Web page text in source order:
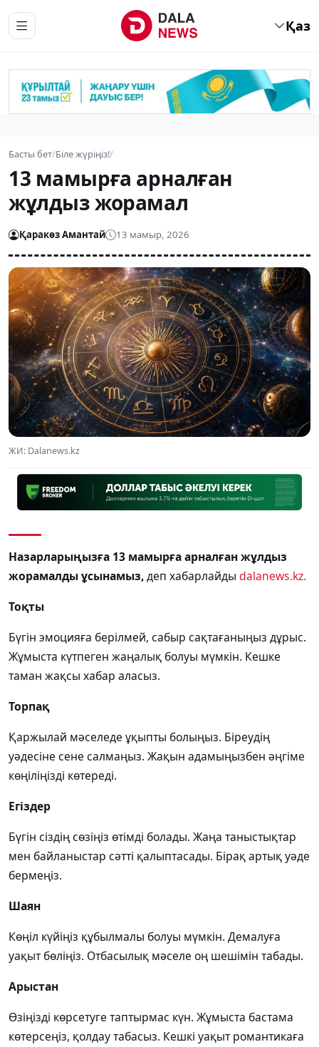
Қаз
Басты бет/Біле жүріңіз!/
13 мамырға арналған
жұлдыз жорамал
Қаракөз Амантай 13 мамыр, 2026
ЖИ: Dalanews.kz
Назарларыңызға 13 мамырға арналған жұлдыз
жорамалды ұсынамыз,деп хабарлайды dalanews.kz.
Тоқты
Бүгін эмоцияға берілмей, сабыр сақтағаныңыз дұрыс.
Жұмыста күтпеген жаңалық болуы мүмкін. Кешке
таман жақсы хабар аласыз.
Торпақ
Қаржылай мәселеде ұқыпты болыңыз. Біреудің
уәдесіне сене салмаңыз. Жақын адамыңызбен әңгіме
көңіліңізді көтереді.
Егіздер
Бүгін сіздің сөзіңіз өтімді болады. Жаңа таныстықтар
мен байланыстар сәтті қалыптасады. Бірақ артық уәде
бермеңіз.
Шаян
Көңіл күйіңіз құбылмалы болуы мүмкін. Демалуға
уақыт бөліңіз. Отбасылық мәселе оң шешімін табады.
Арыстан
Өзіңізді көрсетуге таптырмас күн. Жұмыста бастама
көтерсеңіз, қолдау табасыз. Кешкі уақыт романтикаға